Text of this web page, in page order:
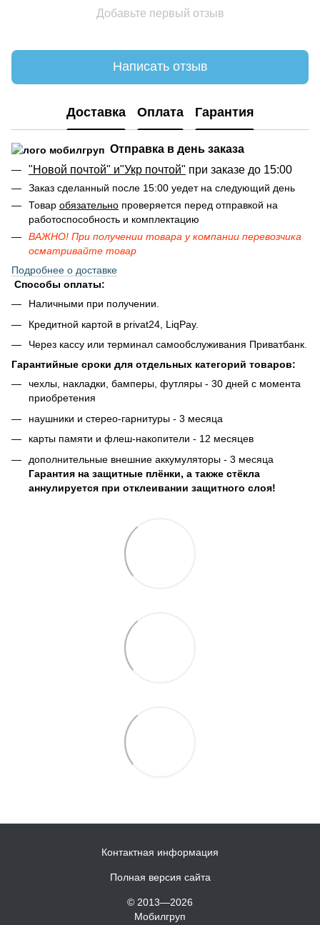
Добавьте первый отзыв
Написать отзыв
Доставка Оплата Гарантия
Отправка в день заказа
"Новой почтой" и"Укр почтой" при заказе до 15:00
Заказ сделанный после 15:00 уедет на следующий день
Товар обязательно проверяется перед отправкой на
работоспособность и комплектацию
ВАЖНО! При получении товара у компании перевозчика
осматривайте товар
Подробнее о доставке
Способы оплаты:
Наличными при получении.
Кредитной картой в privat24, LiqPay.
Через кассу или терминал самообслуживания Приватбанк.
Гарантийные сроки для отдельных категорий товаров:
чехлы, накладки, бамперы, футляры - 30 дней с момента
приобретения
наушники и стерео-гарнитуры - 3 месяца
карты памяти и флеш-накопители - 12 месяцев
дополнительные внешние аккумуляторы - 3 месяца
Гарантия на защитные плёнки, а также стёкла
аннулируется при отклеивании защитного слоя!
Контактная информация
Полная версия сайта
© 2013—2026
Мобилгруп